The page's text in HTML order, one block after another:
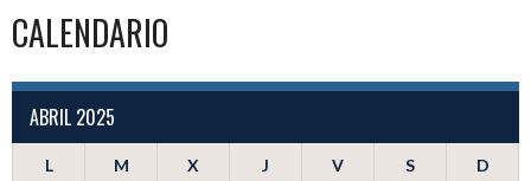
CALENDARIO
ABRIL 2025
L M X J V S D